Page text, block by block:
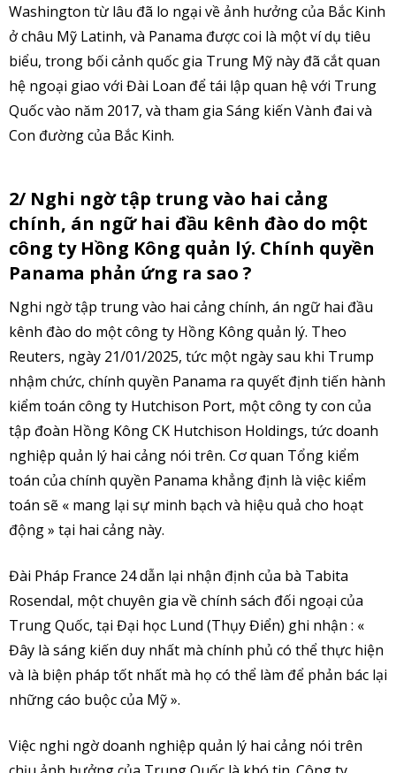
Washington từ lâu đã lo ngại về ảnh hưởng của Bắc Kinh
ở châu Mỹ Latinh, và Panama được coi là một ví dụ tiêu
biểu, trong bối cảnh quốc gia Trung Mỹ này đã cắt quan
hệ ngoại giao với Đài Loan để tái lập quan hệ với Trung
Quốc vào năm 2017, và tham gia Sáng kiến ​​Vành đai và
Con đường của Bắc Kinh.
2/ Nghi ngờ tập trung vào hai cảng
chính, án ngữ hai đầu kênh đào do một
công ty Hồng Kông quản lý. Chính quyền
Panama phản ứng ra sao ?
Nghi ngờ tập trung vào hai cảng chính, án ngữ hai đầu
kênh đào do một công ty Hồng Kông quản lý. Theo
Reuters, ngày 21/01/2025, tức một ngày sau khi Trump
nhậm chức, chính quyền Panama ra quyết định tiến hành
kiểm toán công ty Hutchison Port, một công ty con của
tập đoàn Hồng Kông CK Hutchison Holdings, tức doanh
nghiệp quản lý hai cảng nói trên. Cơ quan Tổng kiểm
toán của chính quyền Panama khẳng định là việc kiểm
toán sẽ « mang lại sự minh bạch và hiệu quả cho hoạt
động » tại hai cảng này.
Đài Pháp France 24 dẫn lại nhận định của bà Tabita
Rosendal, một chuyên gia về chính sách đối ngoại của
Trung Quốc, tại Đại học Lund (Thụy Điển) ghi nhận : «
Đây là sáng kiến ​​duy nhất mà chính phủ có thể thực hiện
và là biện pháp tốt nhất mà họ có thể làm để phản bác lại
những cáo buộc của Mỹ ».
Việc nghi ngờ doanh nghiệp quản lý hai cảng nói trên